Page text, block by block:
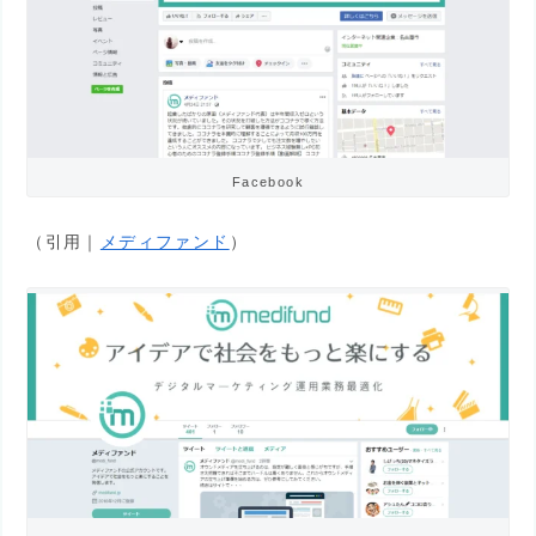
Facebook
（引用｜ メディファンド ）